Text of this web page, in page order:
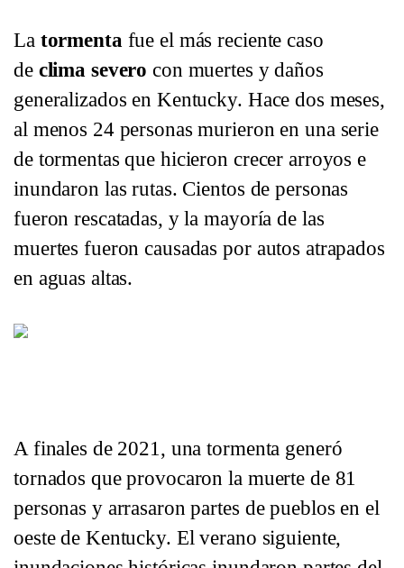
La tormenta fue el más reciente caso
de clima severo con muertes y daños
generalizados en Kentucky. Hace dos meses,
al menos 24 personas murieron en una serie
de tormentas que hicieron crecer arroyos e
inundaron las rutas. Cientos de personas
fueron rescatadas, y la mayoría de las
muertes fueron causadas por autos atrapados
en aguas altas.
A finales de 2021, una tormenta generó
tornados que provocaron la muerte de 81
personas y arrasaron partes de pueblos en el
oeste de Kentucky. El verano siguiente,